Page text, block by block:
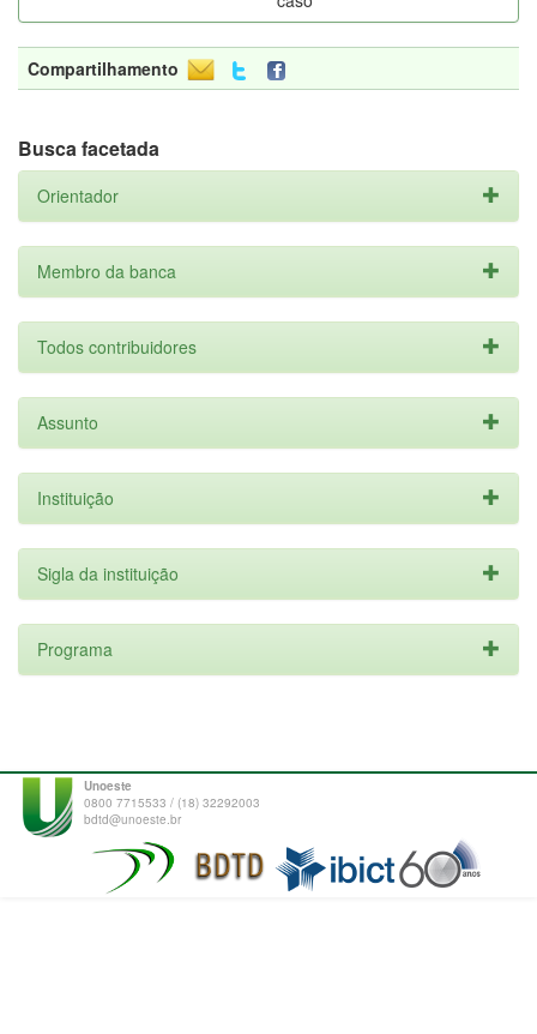
Compartilhamento
Busca facetada
Orientador
Membro da banca
Todos contribuidores
Assunto
Instituição
Sigla da instituição
Programa
Unoeste
0800 7715533 / (18) 32292003
bdtd@unoeste.br